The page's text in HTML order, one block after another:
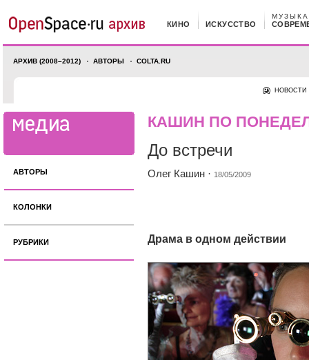
КИНО ИСКУССТВО
МУЗЫКА
АРХИВ (2008–2012) АВТОРЫ COLTA.RU
НОВОСТИ
АВТОРЫ
КОЛОНКИ
РУБРИКИ
КАШИН ПО
До встречи
Олег Кашин · 18/05/2009
Драма в одном действии